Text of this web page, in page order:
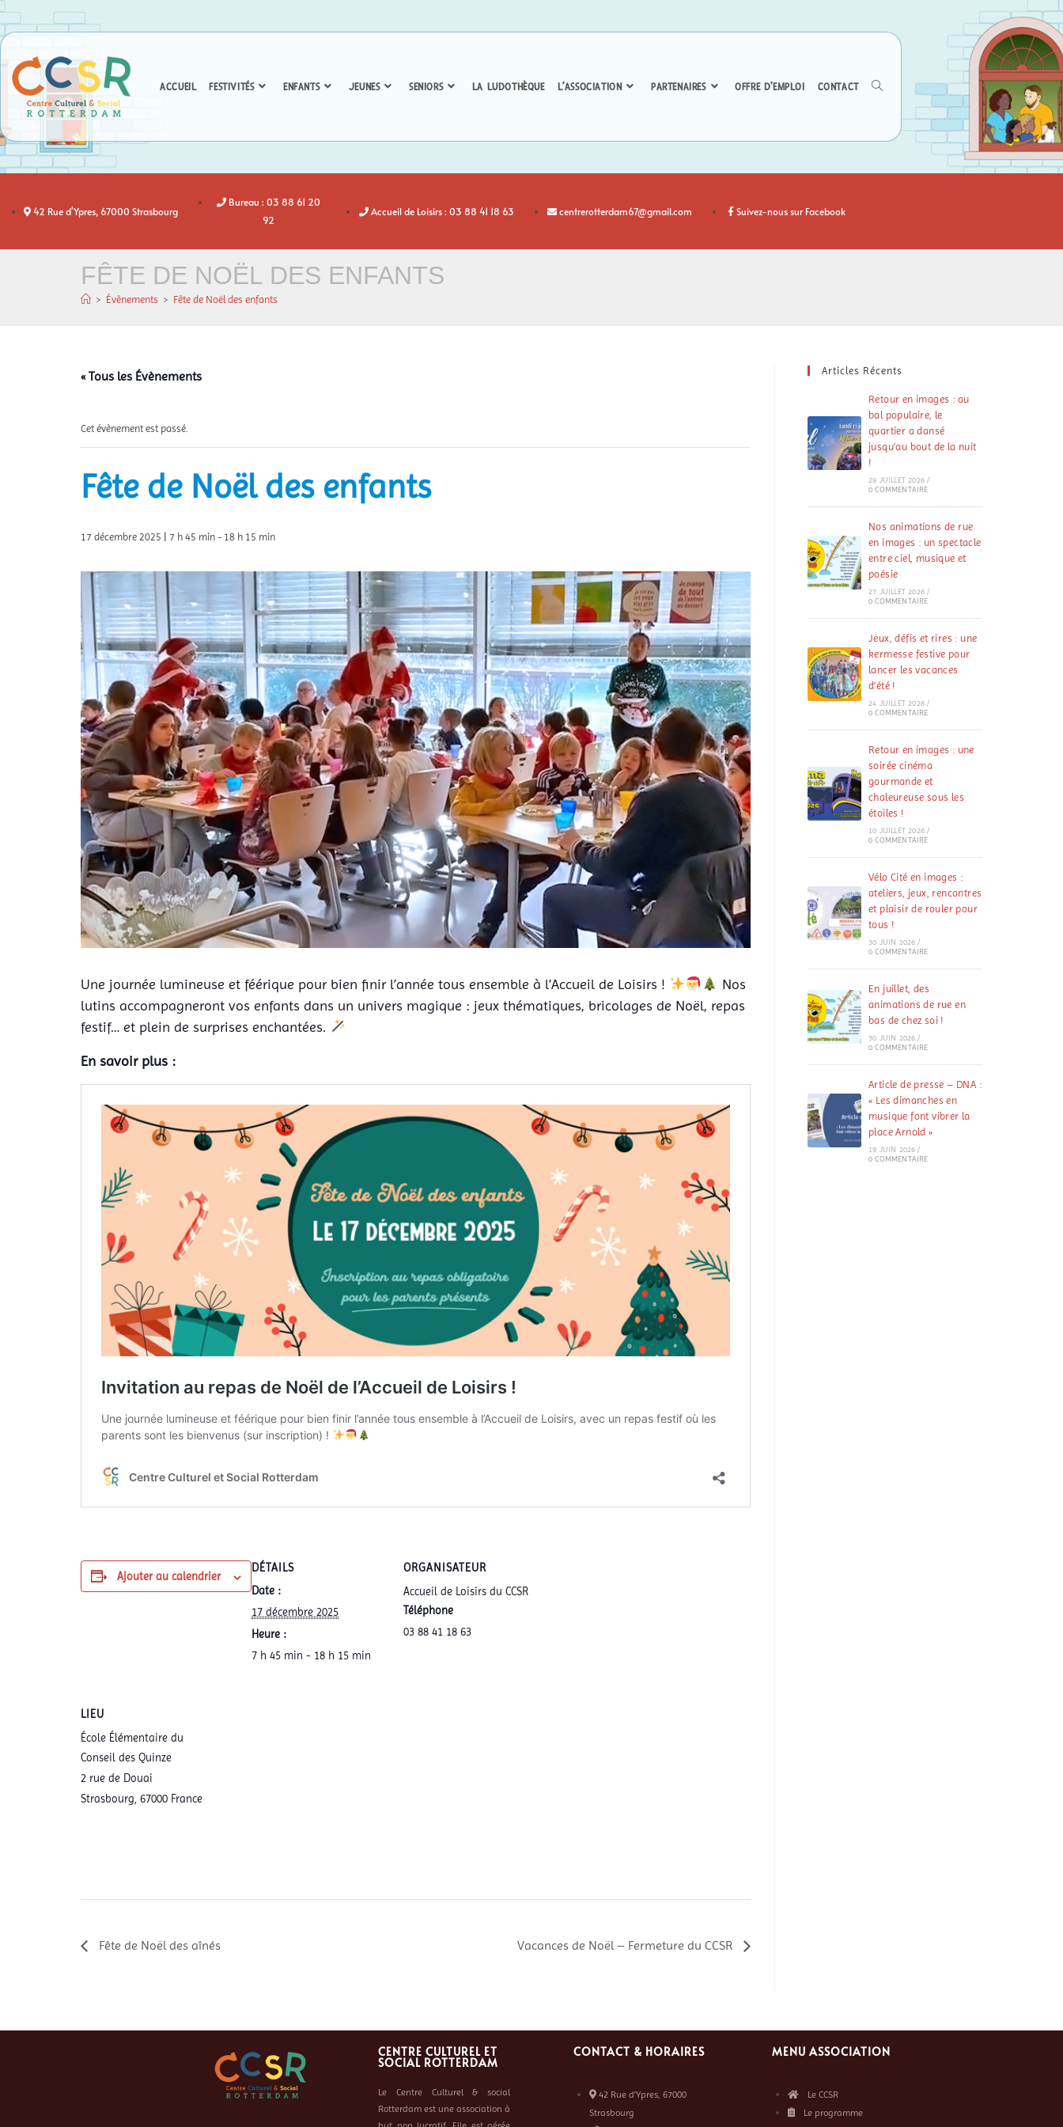
ACCUEIL FESTIVITÉS ENFANTS JEUNES SENIORS LA LUDOTHÈQUE L’ASSOCIATION PARTENAIRES OFFRE D’EMPLOI CONTACT
42 Rue d'Ypres, 67000 Strasbourg
Bureau : 03 88 61 20
92
Accueil de Loisirs : 03 88 41 18 63 centrerotterdam67@gmail.com Suivez-nous sur Facebook
FÊTE DE NOËL DES ENFANTS
> Évènements > Fête de Noël des enfants
« Tous les Évènements
Cet évènement est passé.
Fête de Noël des enfants
17 décembre 2025 | 7 h 45 min - 18 h 15 min
Une journée lumineuse et féérique pour bien finir l’année tous ensemble à l’Accueil de Loisirs !
Nos
lutins accompagneront vos enfants dans un univers magique : jeux thématiques, bricolages de Noël, repas
festif… et plein de surprises enchantées.
En savoir plus :
Ajouter au calendrier
DÉTAILS
Date :
17 décembre 2025
Heure :
7 h 45 min - 18 h 15 min
ORGANISATEUR
Accueil de Loisirs du CCSR
Téléphone
03 88 41 18 63
LIEU
École Élémentaire du
Conseil des Quinze
2 rue de Douai
Strasbourg 67000 France
Fête de Noël des aînés Vacances de Noël – Fermeture du CCSR
Articles Récents
Retour en images : au
bal populaire, le
quartier a dansé
jusqu’au bout de la nuit
!
29 JUILLET 2026 /
0 COMMENTAIRE
Nos animations de rue
en images : un spectacle
entre ciel, musique et
poésie
27 JUILLET 2026 /
0 COMMENTAIRE
Jeux, défis et rires : une
kermesse festive pour
lancer les vacances
d’été !
24 JUILLET 2026 /
0 COMMENTAIRE
Retour en images : une
soirée cinéma
gourmande et
chaleureuse sous les
étoiles !
10 JUILLET 2026 /
0 COMMENTAIRE
Vélo Cité en images :
ateliers, jeux, rencontres
et plaisir de rouler pour
tous !
30 JUIN 2026 /
0 COMMENTAIRE
En juillet, des
animations de rue en
bas de chez soi !
30 JUIN 2026 /
0 COMMENTAIRE
Article de presse – DNA :
« Les dimanches en
musique font vibrer la
place Arnold »
19 JUIN 2026 /
0 COMMENTAIRE
CENTRE CULTUREL ET
SOCIAL ROTTERDAM
Le Centre Culturel & social
Rotterdam est une association à
CONTACT & HORAIRES
42 Rue d’Ypres, 67000
Strasbourg
MENU ASSOCIATION
Le CCSR
Le programme